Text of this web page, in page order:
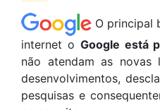
O principal
internet o Google está
não atendam as novas
desenvolvimentos,
pesquisas e